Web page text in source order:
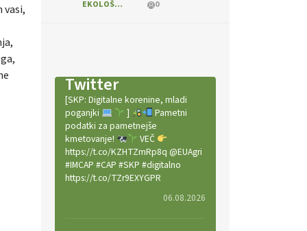
EKOLOŠKO LOGIČNO 0
Twitter
[SKP: Digitalne korenine, mladi
poganjki
]
Pametni
podatki za pametnejše
kmetovanje!
VEČ
https://t.co/KZHTZmRp8q @EUAgri
#IMCAP #CAP #SKP #digitalno
https://t.co/TZr9EXYGPR
06.08.2026